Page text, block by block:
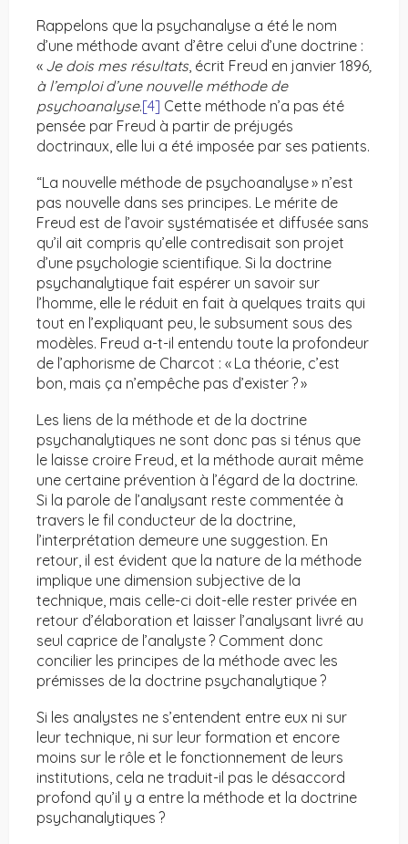
Rappelons que la psychanalyse a été le nom
d’une méthode avant d’être celui d’une doctrine :
« Je dois mes résultats, écrit Freud en janvier 1896,
à l’emploi d’une nouvelle méthode de
psychoanalyse.[4] Cette méthode n’a pas été
pensée par Freud à partir de préjugés
doctrinaux, elle lui a été imposée par ses patients.
“La nouvelle méthode de psychoanalyse » n’est
pas nouvelle dans ses principes. Le mérite de
Freud est de l’avoir systématisée et diffusée sans
qu’il ait compris qu’elle contredisait son projet
d’une psychologie scientifique. Si la doctrine
psychanalytique fait espérer un savoir sur
l’homme, elle le réduit en fait à quelques traits qui
tout en l’expliquant peu, le subsument sous des
modèles. Freud a-t-il entendu toute la profondeur
de l’aphorisme de Charcot : « La théorie, c’est
bon, mais ça n’empêche pas d’exister ? »
Les liens de la méthode et de la doctrine
psychanalytiques ne sont donc pas si ténus que
le laisse croire Freud, et la méthode aurait même
une certaine prévention à l’égard de la doctrine.
Si la parole de l’analysant reste commentée à
travers le fil conducteur de la doctrine,
l’interprétation demeure une suggestion. En
retour, il est évident que la nature de la méthode
implique une dimension subjective de la
technique, mais celle-ci doit-elle rester privée en
retour d’élaboration et laisser l’analysant livré au
seul caprice de l’analyste ? Comment donc
concilier les principes de la méthode avec les
prémisses de la doctrine psychanalytique ?
Si les analystes ne s’entendent entre eux ni sur
leur technique, ni sur leur formation et encore
moins sur le rôle et le fonctionnement de leurs
institutions, cela ne traduit-il pas le désaccord
profond qu’il y a entre la méthode et la doctrine
psychanalytiques ?